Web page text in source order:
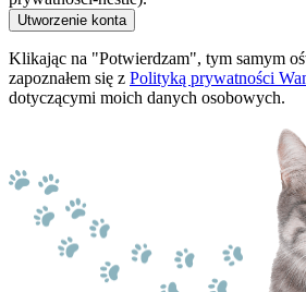
Utworzenie konta
Klikając na "Potwierdzam", tym samym
zapoznałem się z Polityką prywatności
dotyczącymi moich danych osobowych.